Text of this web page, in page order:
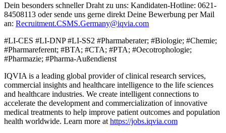
Dein besonders schneller Draht zu uns: Kandidaten-Hotline: 0621-
84508113 oder sende uns gerne direkt Deine Bewerbung per Mail
an: Recruitment.CSMS.Germany@iqvia.com
#LI-CES #LI-DNP #LI-SS2 #Pharmaberater; #Biologie; #Chemie;
#Pharmareferent; #BTA; #CTA; #PTA; #Oecotrophologie;
#Pharmazie; #Pharma-Außendienst
IQVIA is a leading global provider of clinical research services,
commercial insights and healthcare intelligence to the life sciences
and healthcare industries. We create intelligent connections to
accelerate the development and commercialization of innovative
medical treatments to help improve patient outcomes and population
health worldwide. Learn more at https://jobs.iqvia.com